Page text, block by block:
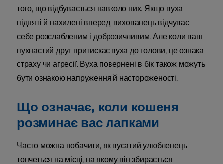
того, що відбувається навколо них. Якщо вуха
підняті й нахилені вперед, вихованець відчуває
себе розслабленим і доброзичливим. Але коли ваш
пухнастий друг притискає вуха до голови, це ознака
страху чи агресії. Вуха повернені в бік також можуть
бути ознакою напруження й настороженості.
Що означає, коли кошеня
розминає вас лапками
Часто можна побачити, як вусатий улюбленець
топчеться на місці, на якому він збирається